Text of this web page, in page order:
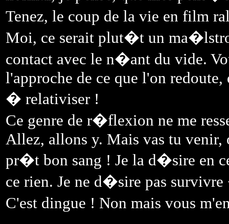
Tenez, le coup de la vie en film
Moi, ce serait plut�t un
contact avec le n�ant du vide.
l'approche de ce que l'on
� relativiser !
Ce genre de r�flexion ne me
Allez, allons y. Mais vas tu venir,
pr�t bon sang ! Je la d�sire en
ce rien. Je ne d�sire pas
C'est dingue ! Non mais vous